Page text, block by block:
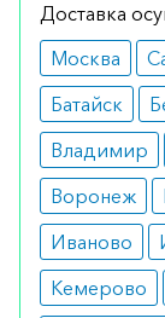
Доставка
Москва
Батайск
Владимир
Воронеж
Иваново
Кемерово